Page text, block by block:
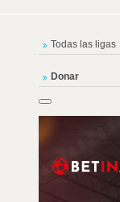
Todas las ligas
Donar